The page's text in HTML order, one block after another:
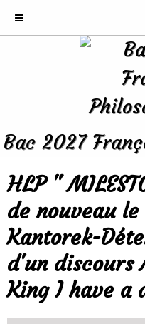
Bac 2027
HLP "
de nouveau
Kantorek-
d'un
King I have a